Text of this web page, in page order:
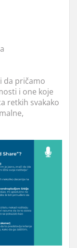
da pričamo
i one koje
retkih svakako